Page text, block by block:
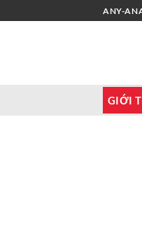
đến
ANY-
GIỚI